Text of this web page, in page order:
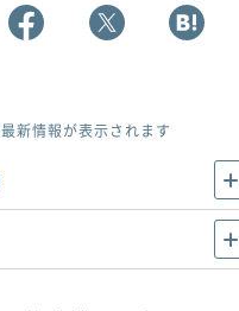
新情報が表示されます